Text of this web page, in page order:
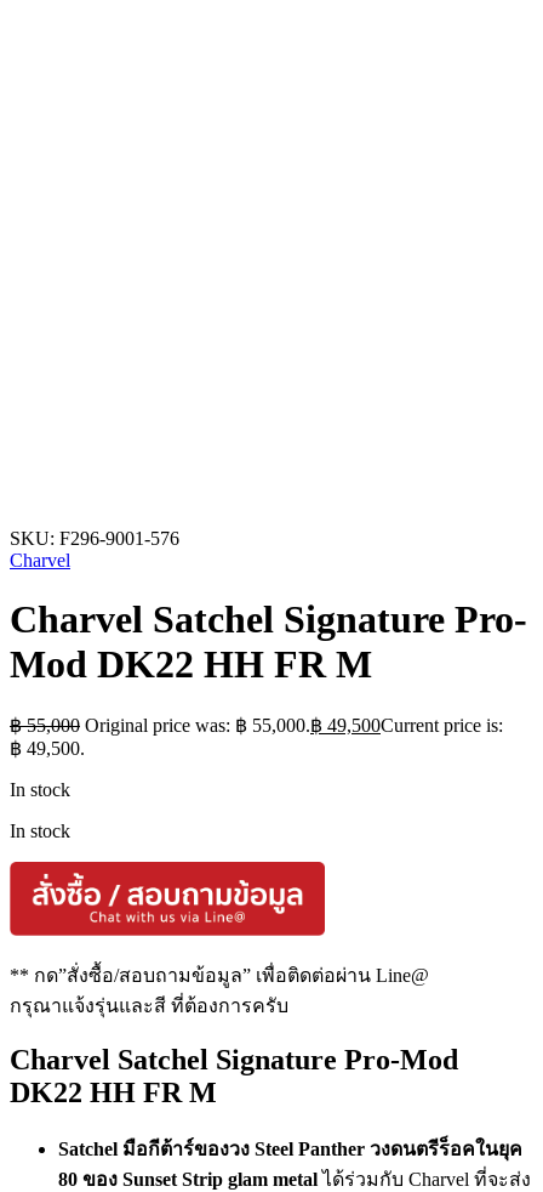
SKU: F296-9001-576
Charvel
Charvel Satchel Signature Pro-
Mod DK22 HH FR M
฿55,000 Original price was: ฿ 55,000.฿ 49,500Current price is:
฿ 49,500.
In stock
In stock
** กด”สั่งซื้อ/สอบถามข้อมูล” เพื่อติดต่อผ่าน Line@
กรุณาแจ้งรุ่นและสี ที่ต้องการครับ
Charvel Satchel Signature Pro-Mod
DK22 HH FR M
Satchel มือกีต้าร์ของวง Steel Panther วงดนตรีร็อคในยุค
80 ของ Sunset Strip glam metalได้ร่วมกับ Charvel ที่จะส่ง